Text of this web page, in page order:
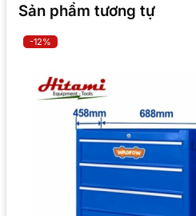
Sản phẩm tương tự
-12%